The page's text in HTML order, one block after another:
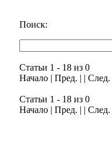
Поиск:
Статьи 1 - 18 из 0
Начало | Пред. | |
Статьи 1 - 18 из 0
Начало | Пред. | |